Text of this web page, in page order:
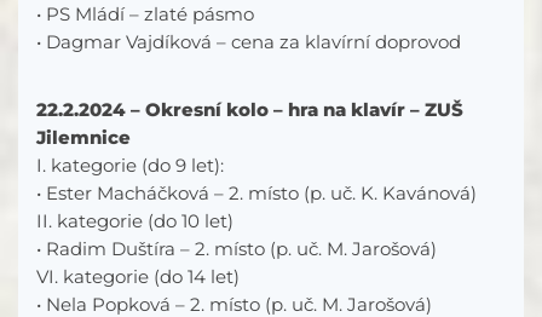
• PS Mládí – zlaté pásmo
• Dagmar Vajdíková – cena za klavírní doprovod
22.2.2024 – Okresní kolo – hra na klavír – ZUŠ
Jilemnice
I. kategorie (do 9 let):
• Ester Macháčková – 2. místo (p. uč. K. Kavánová)
II. kategorie (do 10 let)
• Radim Duštíra – 2. místo (p. uč. M. Jarošová)
VI. kategorie (do 14 let)
• Nela Popková – 2. místo (p. uč. M. Jarošová)